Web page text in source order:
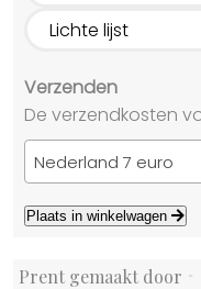
Lichte lijst
Verzenden
De verzendkosten
Nederland 7 euro
Plaats in winkelwagen
Prent gemaakt door